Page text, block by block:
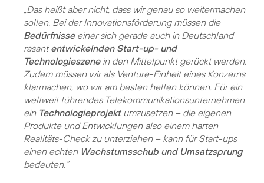
„Das heißt aber nicht, dass wir genau so weitermachen
sollen. Bei der Innovationsförderung müssen die
Bedürfnisseeiner sich gerade auch in Deutschland
rasantentwickelnden Start-up- und
Technologieszenein den Mittelpunkt gerückt werden.
Zudem müssen wir als Venture-Einheit eines Konzerns
klarmachen, wo wir am besten helfen können. Für ein
weltweit führendes Telekommunikationsunternehmen
ein Technologieprojektumzusetzen – die eigenen
Produkte und Entwicklungen also einem harten
Realitäts-Check zu unterziehen – kann für Start-ups
einen echten Wachstumsschub und Umsatzsprung
bedeuten.“